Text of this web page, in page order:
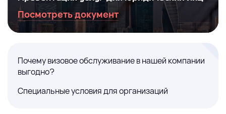
Посмотреть документ
Почему визовое обслуживание в нашей компании
выгодно?
Специальные условия для организаций